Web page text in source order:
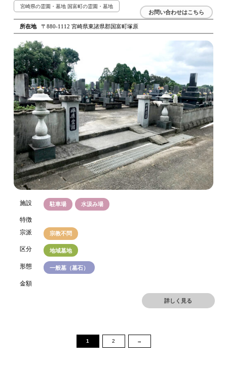
宮崎県の霊園・墓地 国富町の霊園・墓地
所在地 〒880-1112 宮崎県東諸県郡国富町塚原
お問い合わせはこちら
施設 駐車場 水汲み場
特徴
宗派
宗教不問
区分 地域墓地
形態 一般墓（墓石）
金額
詳しく見る
1 2 →